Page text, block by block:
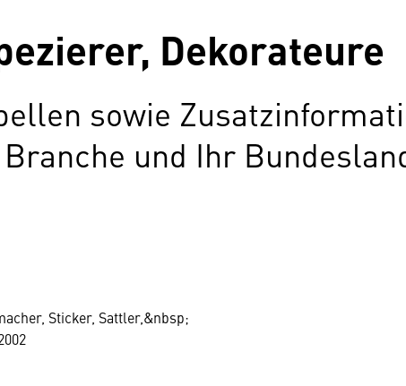
Dekorateure
sowie
und Ihr
Sticker, Sattler,&nbsp;